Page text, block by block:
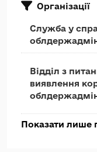
Організації
Служба у
Відділ з
виявлення
Показати лише